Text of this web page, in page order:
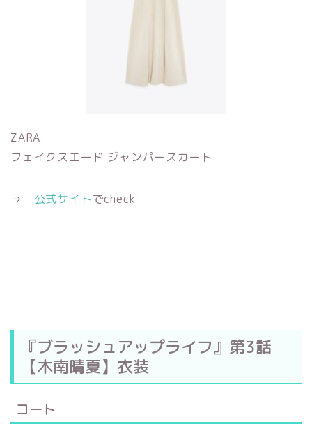
ZARA
フェイクスエード ジャンパースカート
→ 公式サイトでcheck
『ブラッシュアップライフ』第3話
【木南晴夏】衣装
コート